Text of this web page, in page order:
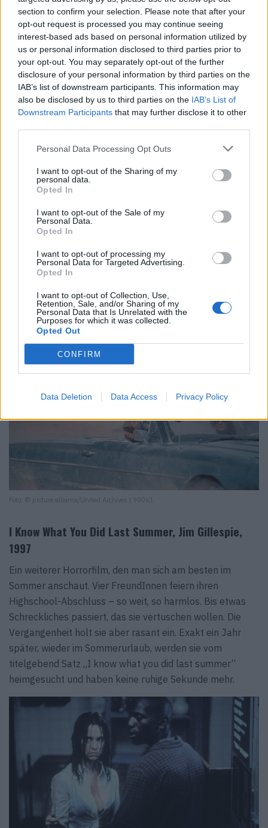
section to confirm your selection. Please note that after your
opt-out request is processed you may continue seeing
interest-based ads based on personal information utilized by
us or personal information disclosed to third parties prior to
your opt-out. You may separately opt-out of the further
disclosure of your personal information by third parties on the
IAB’s list of downstream participants. This information may
also be disclosed by us to third parties on the IAB’s List of
Downstream Participants that may further disclose it to other
Personal Data Processing Opt Outs
I want to opt-out of the Sharing of my
personal data.
Opted In
I want to opt-out of the Sale of my
Personal Data.
Opted In
I want to opt-out of processing my
Personal Data for Targeted Advertising.
Opted In
I want to opt-out of Collection, Use,
Retention, Sale, and/or Sharing of my
Personal Data that Is Unrelated with the
Purposes for which it was collected.
Opted Out
CONFIRM
Data Deletion Data Access Privacy Policy
Thelma & Louise, Ridley Scott, 1991
Alles, was zum Subgenre Roadmovie gehört, gehört auch
auf diese Liste. „Thelma & Louise“ ist ein Roadmovie der
Alltag entfliehen – klingt nachvollziehbar. Aus der
fröhlichen Fahrt wird bald eine Flucht und aus den
gelangweilten Freundinnen geschickte, wenn auch
unfreiwillige Kriminelle.
Foto: © picture alliance/United Archives | 90061
I Know What You Did Last Summer, Jim Gillespie,
1997
Ein weiterer Horrorfilm, den man sich am besten im
Sommer anschaut. Vier FreundInnen feiern ihren
Highschool-Abschluss – so weit, so harmlos. Bis etwas
Schreckliches passiert, das sie vertuschen wollen. Die
Vergangenheit holt sie aber rasant ein. Exakt ein Jahr
später, wieder im Sommerurlaub, werden sie vom
titelgebend Satz „I know what you did last summer“
heimgesucht und haben keine ruhige Sekunde mehr.